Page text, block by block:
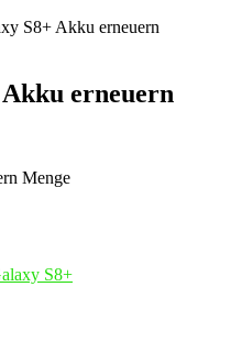
S8+ Akku erneuern
Akku erneuern
Menge
S8+